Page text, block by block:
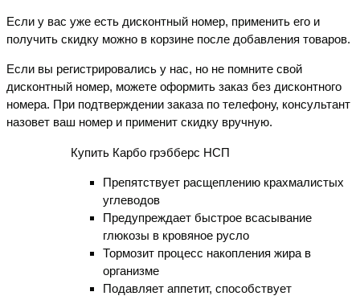
Если у вас уже есть дисконтный номер, применить его и
получить скидку можно в корзине после добавления товаров.
Если вы регистрировались у нас, но не помните свой
дисконтный номер, можете оформить заказ без дисконтного
номера. При подтверждении заказа по телефону, консультант
назовет ваш номер и применит скидку вручную.
Купить Карбо грэбберс НСП
Препятствует расщеплению крахмалистых
углеводов
Предупреждает быстрое всасывание
глюкозы в кровяное русло
Тормозит процесс накопления жира в
организме
Подавляет аппетит, способствует